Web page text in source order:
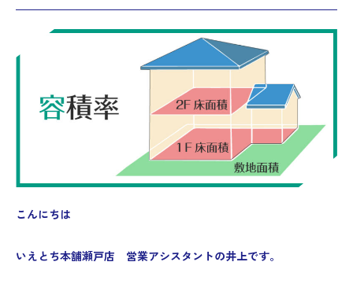
こんにちは
いえとち本舗瀬戸店 営業アシスタントの井上です。